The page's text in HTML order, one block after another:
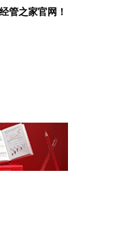
管之家官网！